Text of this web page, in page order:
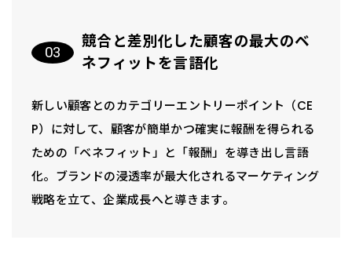
競合と差別化した顧客の最大のベ
ネフィットを言語化
新しい顧客とのカテゴリーエントリーポイント（CE
P）に対して、顧客が簡単かつ確実に報酬を得られる
ための「ベネフィット」と「報酬」を導き出し言語
化。ブランドの浸透率が最大化されるマーケティング
戦略を立て、企業成長へと導きます。